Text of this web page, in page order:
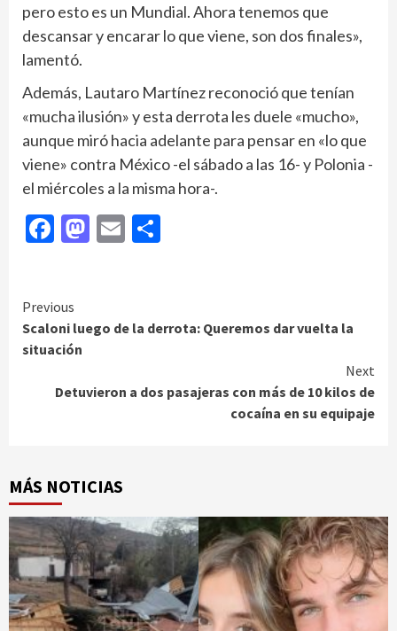
pero esto es un Mundial. Ahora tenemos que
descansar y encarar lo que viene, son dos finales»,
lamentó.
Además, Lautaro Martínez reconoció que tenían
«mucha ilusión» y esta derrota les duele «mucho»,
aunque miró hacia adelante para pensar en «lo que
viene» contra México -el sábado a las 16- y Polonia -
el miércoles a la misma hora-.
Facebook
Mastodon
Email
Continue
Reading
Previous
Scaloni luego de la derrota: Queremos dar vuelta la
situación
Next
Detuvieron a dos pasajeras con más de 10 kilos de
cocaína en su equipaje
MÁS NOTICIAS